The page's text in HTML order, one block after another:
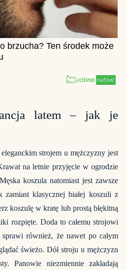
latem – jak je
strojem u mężczyzny jest
na letnie przyjęcie w ogrodzie
Męska koszula natomiast jest zawsze
zamiast klasycznej białej koszuli z
koszulę w kratę lub prostą błękitną
rozpięte. Doda to całemu strojowi
również, że nawet po całym
świeżo. Dół stroju u mężczyzn
Panowie niezmiennie zakładają